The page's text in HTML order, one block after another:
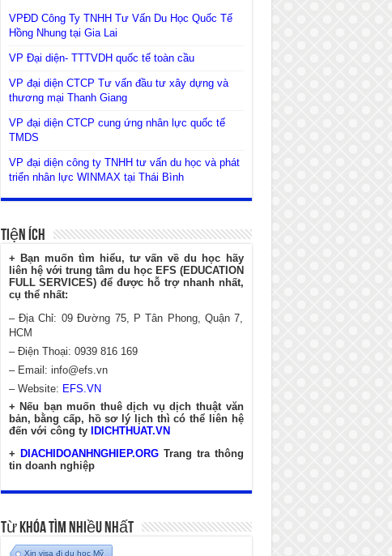
VPĐD Công Ty TNHH Tư Vấn Du Học Quốc Tế
Hồng Nhung tại Gia Lai
VP Đại diện- TTTVDH quốc tế toàn cầu
VP đại diện CTCP Tư vấn đầu tư xây dựng và
thương mại Thanh Giang
VP đại diện CTCP cung ứng nhân lực quốc tế
TMDS
VP đại diện công ty TNHH tư vấn du học và phát
triển nhân lực WINMAX tại Thái Bình
Tiện Ích
+ Bạn muốn tìm hiểu, tư vấn về du học hãy
liên hệ với trung tâm du học EFS (EDUCATION
FULL SERVICES) để được hỗ trợ nhanh nhất,
cụ thể nhất:
– Địa Chỉ: 09 Đường 75, P Tân Phong, Quận 7,
HCM
– Điện Thoại: 0939 816 169
– Email: info@efs.vn
– Website: EFS.VN
+ Nếu bạn muốn thuê dịch vụ dịch thuật văn
bản, bằng cấp, hồ sơ lý lịch thì có thể liên hệ
đến với công ty
IDICHTHUAT.VN
+ DIACHIDOANHNGHIEP.ORGTrang tra thông
tin doanh nghiệp
Từ Khóa Tìm Nhiều Nhất
Xin visa đi du học Mỹ